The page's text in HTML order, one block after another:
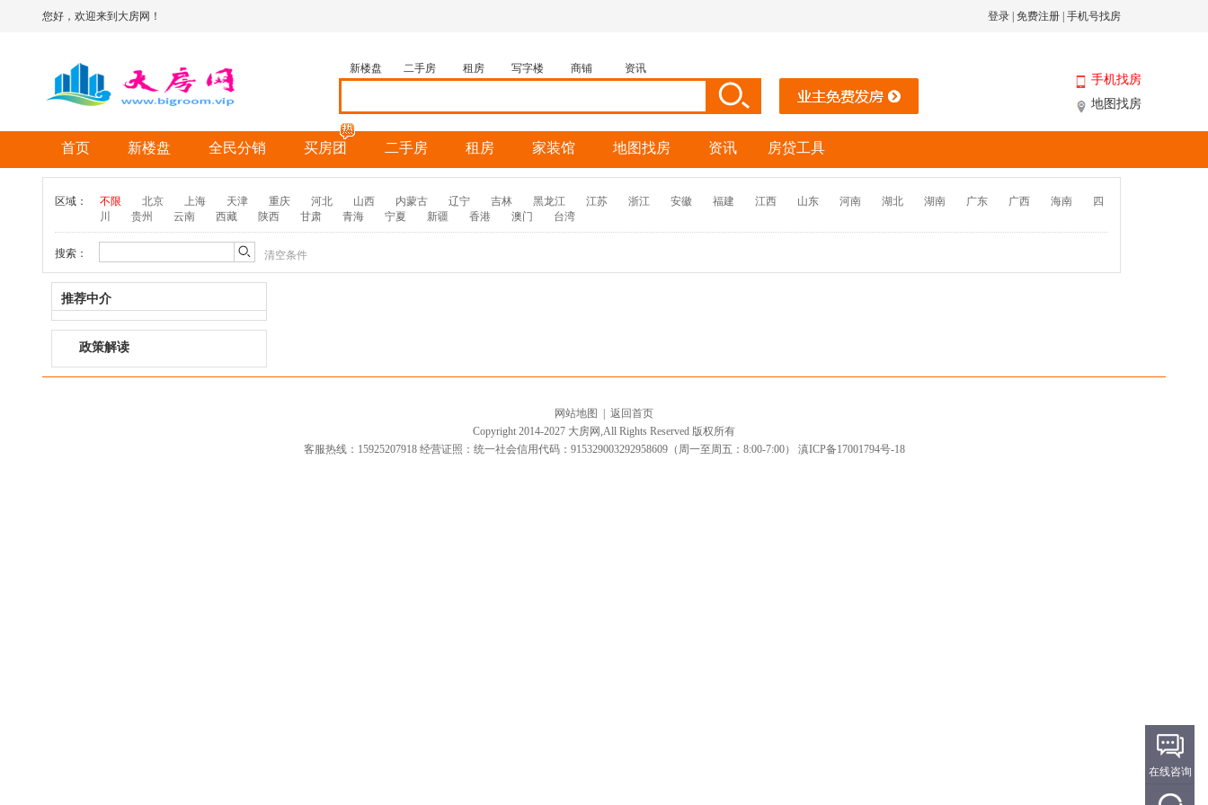
您好，欢迎来到大房网！ 登录 免费注册 手机号找房
新楼盘 二手房 租房 写字楼 商铺 资讯
手机找房
地图找房
首页 新楼盘 全民分销 买房团 二手房 租房 家装馆 地图找房 资讯 房贷工具
区域： 不限 北京 上海 天津 重庆 河北 山西 内蒙古 辽宁 吉林 黑龙江 江苏 浙江 安徽 福建 江西 山东 河南 湖北 湖南 广东 广西 海南
四
川
贵州 云南 西藏 陕西 甘肃 青海 宁夏 新疆 香港 澳门 台湾
搜索： 清空条件
推荐中介
政策解读
网站地图
返回首页
Copyright 2014-2027 大房网,All Rights Reserved 版权所有
客服热线：15925207918 经营证照：统一社会信用代码：915329003292958609（周一至周五：8:00-7:00） 滇ICP备17001794号-18
在线咨询